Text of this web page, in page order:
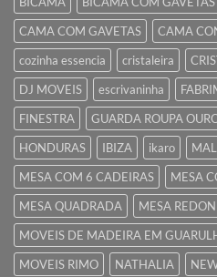
CAMA COM GAVETAS
CAMA
cozinha essencia
cristaleira
DJ MOVEIS
escrivaninha
FINESTRA
GUARDA ROUPA
HONDURAS
IBIZA ikaro
MESA COM 6 CADEIRAS
MESA
MESA QUADRADA
MESA
MOVEIS DE MADEIRA EM
MOVEIS RIMO
NATHALIA